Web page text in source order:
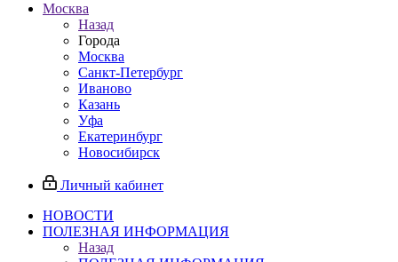
Москва
Назад
Города
Москва
Санкт-Петербург
Иваново
Казань
Уфа
Екатеринбург
Новосибирск
Личный кабинет
НОВОСТИ
ПОЛЕЗНАЯ ИНФОРМАЦИЯ
Назад